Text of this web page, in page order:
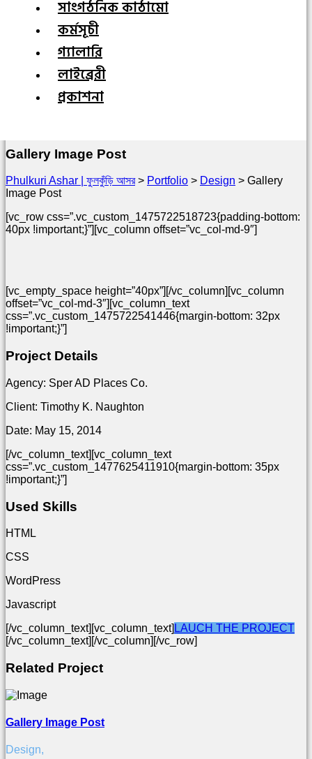
সাংগঠনিক কাঠামো
কর্মসূচী
গ্যালারি
লাইব্রেরী
প্রকাশনা
Gallery Image Post
Phulkuri Ashar | ফুলকুঁড়ি আসর> Portfolio > Design > Gallery
Image Post
[vc_row css=”.vc_custom_1475722518723{padding-bottom:
40px !important;}”][vc_column offset=”vc_col-md-9″]
[vc_empty_space height=”40px”][/vc_column][vc_column
offset=”vc_col-md-3″][vc_column_text
css=”.vc_custom_1475722541446{margin-bottom: 32px
!important;}”]
Project Details
Agency: Sper AD Places Co.
Client: Timothy K. Naughton
Date: May 15, 2014
[/vc_column_text][vc_column_text
css=”.vc_custom_1477625411910{margin-bottom: 35px
!important;}”]
Used Skills
HTML
CSS
WordPress
Javascript
[/vc_column_text][vc_column_text] LAUCH THE PROJECT
[/vc_column_text][/vc_column][/vc_row]
Related Project
Gallery Image Post
Design,